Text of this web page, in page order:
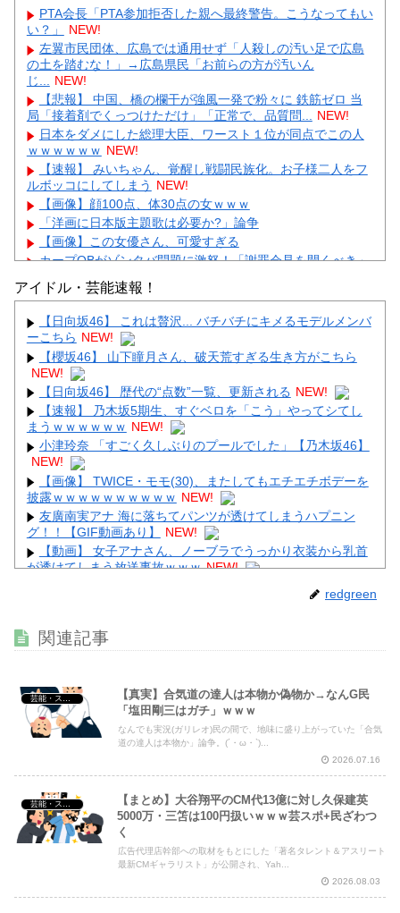
PTA会長「PTA参加拒否した親へ最終警告。こうなってもい
い？」
NEW!
左翼市民団体、広島では通用せず「人殺しの汚い足で広島
の土を踏むな！」→広島県民「お前らの方が汚いん
じ... NEW!
【悲報】 中国、橋の欄干が強風一発で粉々に 鉄筋ゼロ 当
局「接着剤でくっつけただけ」「正常で、品質問... NEW!
日本をダメにした総理大臣、ワースト１位が同点でこの人
ｗｗｗｗｗｗ NEW!
【速報】 みいちゃん、覚醒し戦闘民族化。お子様二人をフ
ルボッコにしてしまう NEW!
【画像】顔100点、体30点の女ｗｗｗ
「洋画に日本版主題歌は必要か?」論争
【画像】この女優さん、可愛すぎる
カープOBがゾンタバ問題に激怒！「謝罪会見を開くべき」
「カープファンも怒るで」
【画像】顔100点、体30点の女ｗｗｗ
Powered by livedoor 相互RSS
アイドル・芸能速報！
【日向坂46】 これは贅沢... バチバチにキメるモデルメンバ
ーこちら NEW!
【櫻坂46】 山下瞳月さん、破天荒すぎる生き方がこちら
NEW!
【日向坂46】 歴代の“点数”一覧、更新される NEW!
【速報】 乃木坂5期生、すぐベロを「こう」やってシてし
まうｗｗｗｗｗｗ NEW!
小津玲奈 「すごく久しぶりのプールでした」【乃木坂46】
NEW!
【画像】 TWICE・モモ(30)、またしてもエチエチボデーを
披露ｗｗｗｗｗｗｗｗｗｗ NEW!
友廣南実アナ 海に落ちてパンツが透けてしまうハプニン
グ！！【GIF動画あり】
NEW!
【動画】 女子アナさん、ノーブラでうっかり衣装から乳首
が透けてしまう放送事故ｗｗｗ NEW!
【画像】 Adoさん(23)、お●ぱいの大きさが判明してしま
を着てしまうｗｗｗｗｗｗ
Powered by livedoor 相互RSS
redgreen
関連記事
芸能・スポーツ・Youtuber
【真実】合気道の達人は本物か偽物か→なんG民
「塩田剛三はガチ」ｗｗｗ
なんでも実況(ガリレオ)民の間で、地味に盛り上がっていた「合気
道の達人は本物か」論争。(´・ω・`)...
2026.07.16
芸能・スポーツ・Youtuber
【まとめ】大谷翔平のCM代13億に対し久保建英
5000万・三笘は100円扱いｗｗｗ芸スポ+民ざわつ
く
広告代理店幹部への取材をもとにした「著名タレント＆アスリート
最新CMギャラリスト」が公開され、Yah...
2026.08.03